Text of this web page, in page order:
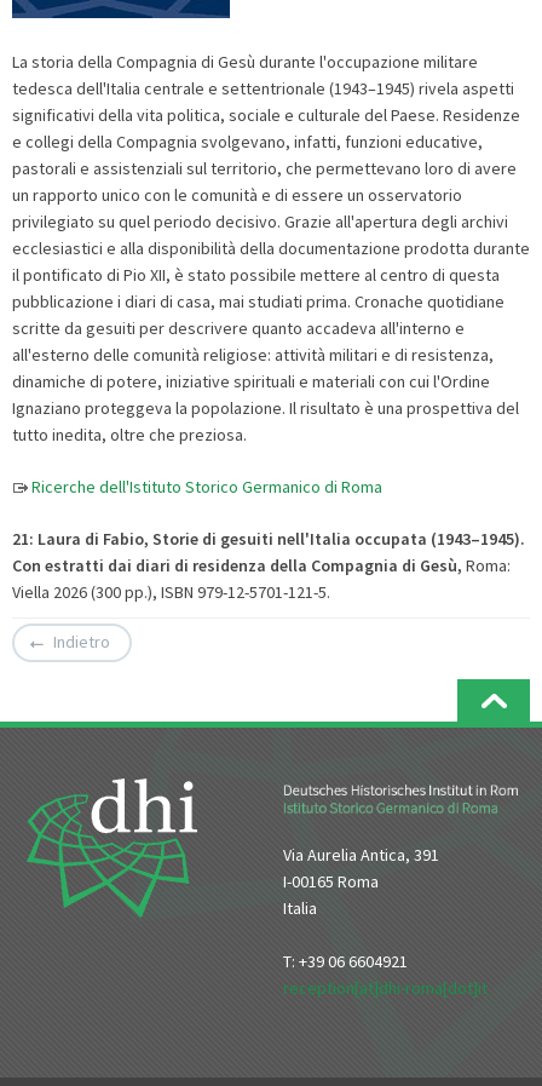
La storia della Compagnia di Gesù durante l'occupazione militare
tedesca dell'Italia centrale e settentrionale (1943–1945) rivela aspetti
significativi della vita politica, sociale e culturale del Paese. Residenze
e collegi della Compagnia svolgevano, infatti, funzioni educative,
pastorali e assistenziali sul territorio, che permettevano loro di avere
un rapporto unico con le comunità e di essere un osservatorio
privilegiato su quel periodo decisivo. Grazie all'apertura degli archivi
ecclesiastici e alla disponibilità della documentazione prodotta durante
il pontificato di Pio XII, è stato possibile mettere al centro di questa
pubblicazione i diari di casa, mai studiati prima. Cronache quotidiane
scritte da gesuiti per descrivere quanto accadeva all'interno e
all'esterno delle comunità religiose: attività militari e di resistenza,
dinamiche di potere, iniziative spirituali e materiali con cui l'Ordine
Ignaziano proteggeva la popolazione. Il risultato è una prospettiva del
tutto inedita, oltre che preziosa.
Ricerche dell'Istituto Storico Germanico di Roma
21: Laura di Fabio, Storie di gesuiti nell'Italia occupata (1943–1945).
Con estratti dai diari di residenza della Compagnia di Gesù, Roma:
Viella 2026 (300 pp.), ISBN 979-12-5701-121-5.
Indietro
Via Aurelia Antica, 391
I-00165 Roma
Italia
T: +39 06 6604921
reception[at]dhi-roma[dot]it